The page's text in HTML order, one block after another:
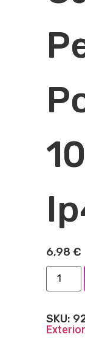
6,98 €
SKU: